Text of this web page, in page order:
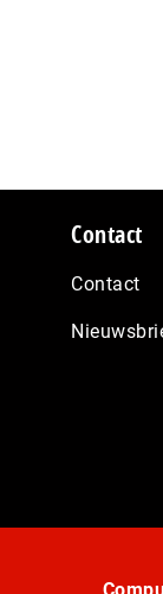
Contact
Contact